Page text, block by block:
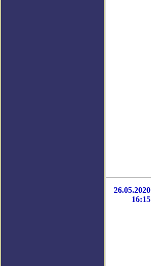
26.05.2020
16:15